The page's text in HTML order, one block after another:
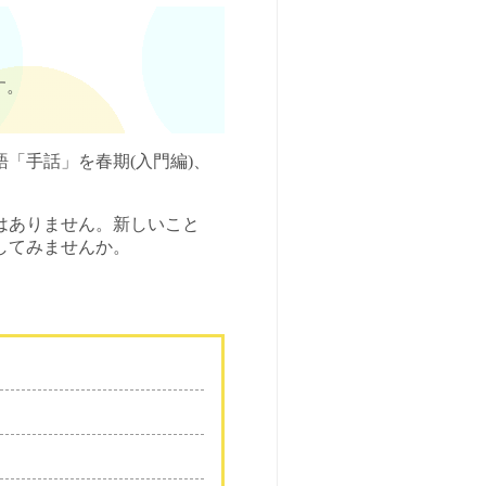
手話」を春期(入門編)、
りません。新しいこと
みませんか。